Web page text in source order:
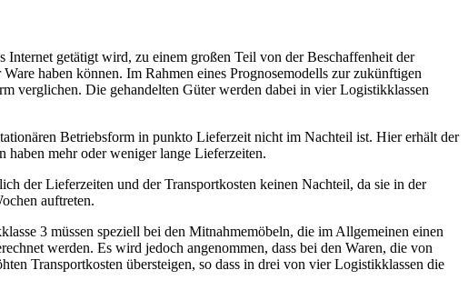
getätigt wird, zu einem großen Teil von der Beschaffenheit der
haben können. Im Rahmen eines Prognosemodells zur zukünftigen
verglichen. Die gehandelten Güter werden dabei in vier Logistikklassen
Betriebsform in punkto Lieferzeit nicht im Nachteil ist. Hier erhält der
haben mehr oder weniger lange Lieferzeiten.
der Lieferzeiten und der Transportkosten keinen Nachteil, da sie in der
auftreten.
3 müssen speziell bei den Mitnahmemöbeln, die im Allgemeinen einen
werden. Es wird jedoch angenommen, dass bei den Waren, die von
Transportkosten übersteigen, so dass in drei von vier Logistikklassen die